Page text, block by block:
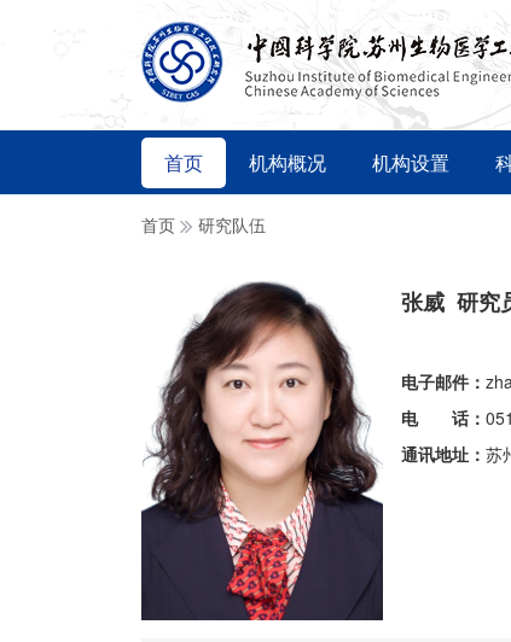
首页 机构概况 机构设置
首页 研究队伍
张威 研究
电子邮件：
电 话：
通讯地址： 苏